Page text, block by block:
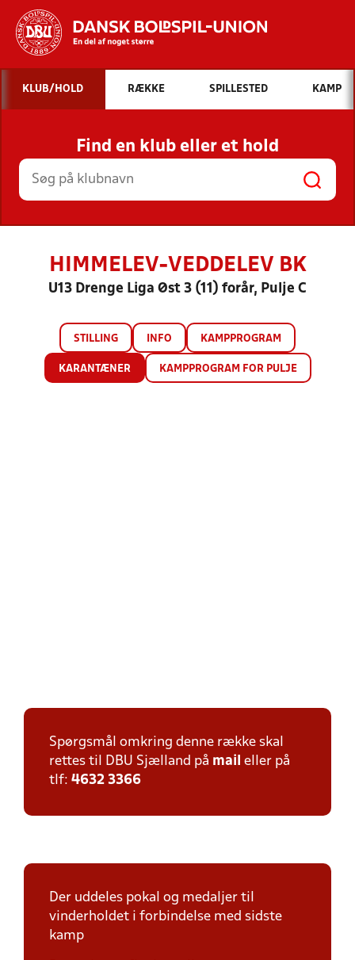
Hvad vil du søge efter?
INDHOLD OG NYHEDER
STILLINGER, RESULTATER, KLUBBER OG
HOLD
KLUB/HOLD RÆKKE SPILLESTED KAMP
Find en klub eller et hold
HIMMELEV-VEDDELEV BK
U13 Drenge Liga Øst 3 (11) forår, Pulje C
STILLING INFO KAMPPROGRAM
KARANTÆNER KAMPPROGRAM FOR PULJE
Spørgsmål omkring denne række skal
rettes til DBU Sjælland på mail eller på
tlf: 4632 3366
Der uddeles pokal og medaljer til
vinderholdet i forbindelse med sidste
kamp